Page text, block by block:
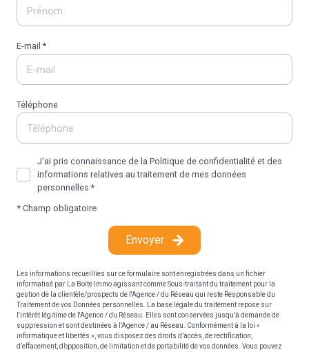
E-mail *
Téléphone
J'ai pris connaissance de la Politique de confidentialité et des
informations relatives au traitement de mes données
personnelles *
* Champ obligatoire
Envoyer
Les informations recueillies sur ce formulaire sont enregistrées dans un fichier
informatisé par La Boite Immo agissant comme Sous-traitant du traitement pour la
gestion de la clientèle/prospects de l'Agence / du Réseau qui reste Responsable du
Traitement de vos Données personnelles. La base légale du traitement repose sur
l'intérêt légitime de l'Agence / du Réseau. Elles sont conservées jusqu'à demande de
suppression et sont destinées à l'Agence / au Réseau. Conformément à la loi «
informatique et libertés », vous disposez des droits d’accès, de rectification,
d’effacement, d’opposition, de limitation et de portabilité de vos données. Vous pouvez